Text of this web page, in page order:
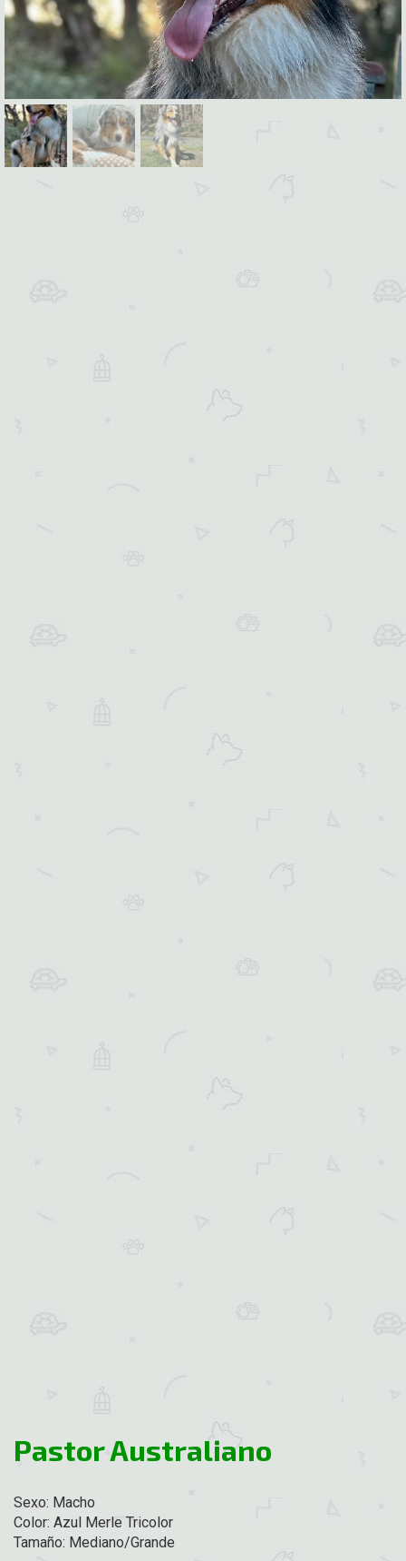
Pastor Australiano
Sexo: Macho
Color: Azul Merle Tricolor
Tamaño: Mediano/Grande